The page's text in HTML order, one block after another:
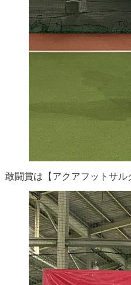
敢闘賞は【アクアフットサル